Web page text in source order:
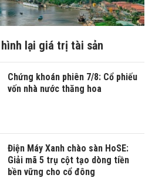
hình lại giá trị tài sản
Chứng khoán phiên 7/8: Cổ phiếu
vốn nhà nước thăng hoa
Điện Máy Xanh chào sàn HoSE:
Giải mã 5 trụ cột tạo dòng tiền
bền vững cho cổ đông